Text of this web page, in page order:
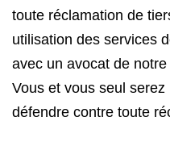
toute réclamation de
utilisation des services
avec un avocat de
Vous et vous seul
défendre contre toute